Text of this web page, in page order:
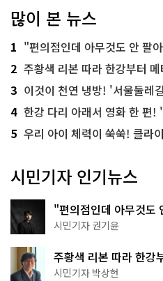
많이 본 뉴스
1 "편의점인데 아무것도 안 팔아요" 서
2 주황색 리본 따라 한강부터 메타세
3 이것이 천연 냉방! '서울둘레
4 한강 다리 아래서 영화 한 편!
5 우리 아이 체력이 쑥쑥! 클라
시민기자 인기뉴스
"편의점인데 아무것도
한 편의점의 정체
시민기자 권기윤
주황색 리본 따라 한
서울둘레길 15코스
시민기자 박상현